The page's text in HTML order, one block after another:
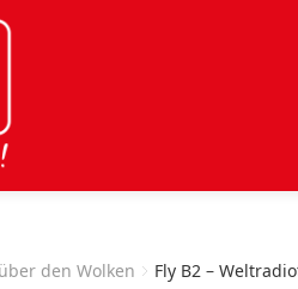
den Wolken Fly B2 –